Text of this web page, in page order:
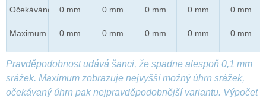
Očekáváno
Maximum
0 mm
0 mm
0 mm
0 mm
0 mm
0 mm
0 mm
0 mm
0 mm
0 mm
Pravděpodobnost udává šanci, že spadne alespoň 0,1 mm
srážek. Maximum zobrazuje nejvyšší možný úhrn srážek,
očekávaný úhrn pak nejpravděpodobnější variantu. Výpočet